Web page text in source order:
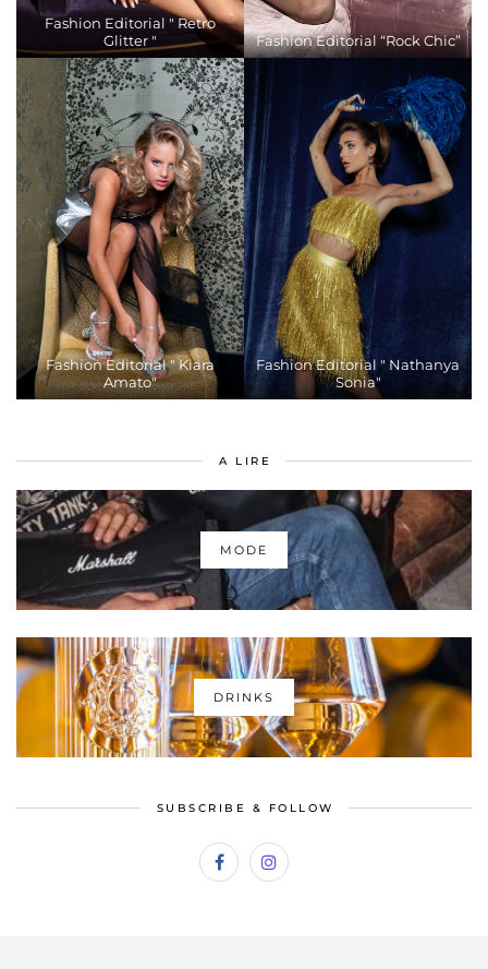
Fashion Editorial " Retro
Glitter "
Fashion Editorial “Rock Chic”
Fashion Editorial " Kiara
Amato"
Fashion Editorial " Nathanya
Sonia"
A LIRE
MODE
DRINKS
SUBSCRIBE & FOLLOW